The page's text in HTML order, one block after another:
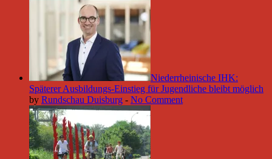
Niederrheinische IHK:
Späterer Ausbildungs-Einstieg für Jugendliche bleibt möglich
by Rundschau Duisburg - No Comment